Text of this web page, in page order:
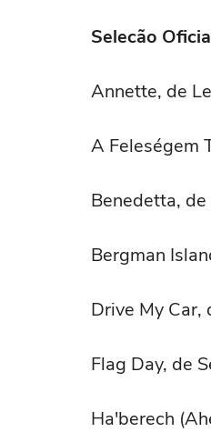
Selecão
Annette, de
A Feleségem
Benedetta,
Bergman
Drive My Car,
Flag Day, de
Ha'berech